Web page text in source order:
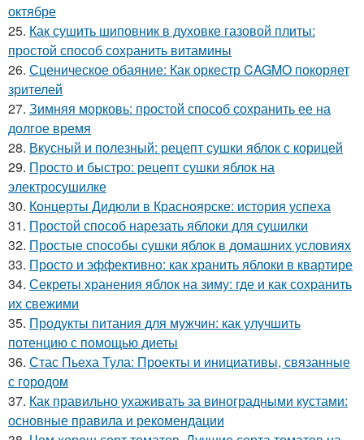
октябре
25. Как сушить шиповник в духовке газовой плиты:
простой способ сохранить витамины
26. Сценическое обаяние: Как оркестр CAGMO покоряет
зрителей
27. Зимняя морковь: простой способ сохранить ее на
долгое время
28. Вкусный и полезный: рецепт сушки яблок с корицей
29. Просто и быстро: рецепт сушки яблок на
электросушилке
30. Концерты Дидюли в Красноярске: история успеха
31. Простой способ нарезать яблоки для сушилки
32. Простые способы сушки яблок в домашних условиях
33. Просто и эффективно: как хранить яблоки в квартире
34. Секреты хранения яблок на зиму: где и как сохранить
их свежими
35. Продукты питания для мужчин: как улучшить
потенцию с помощью диеты
36. Стас Пьеха Тула: Проекты и инициативы, связанные
с городом
37. Как правильно ухаживать за виноградными кустами:
основные правила и рекомендации